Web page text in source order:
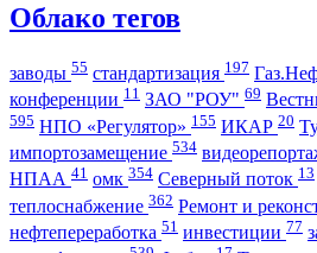
Облако тегов
заводы 55 стандартизация 197
конференции 11 ЗАО "РОУ" 69
595 НПО «Регулятор» 155 ИКАР 20
импортозамещение 534
НПАА 41 омк 354 Северный поток 13
теплоснабжение 362 Ремонт и
нефтепереработка 51 инвестиции 77